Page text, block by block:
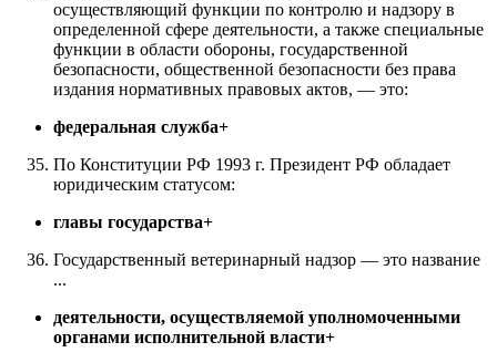
осуществляющий функции по контролю и надзору в
определенной сфере деятельности, а также специальные
функции в области обороны, государственной
безопасности, общественной безопасности без права
издания нормативных правовых актов, — это:
федеральная служба+
По Конституции РФ 1993 г. Президент РФ обладает
юридическим статусом:
главы государства+
Государственный ветеринарный надзор — это название
...
деятельности, осуществляемой уполномоченными
органами исполнительной власти+